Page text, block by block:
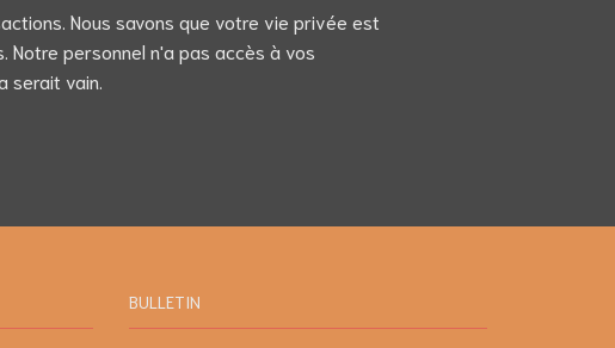
Nous savons que votre vie privée est
personnel n'a pas accès à vos
serait vain.
BULLETIN